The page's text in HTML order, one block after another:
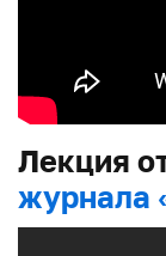
Лекция
журнала